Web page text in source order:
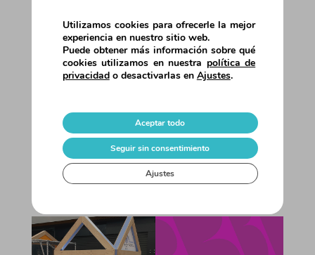
Verano 2025 • ¡Resumen de la temporada!
¡Este verano desplegamos nuestras
propuestas de valor en 8 centros
comerciales de toda Europa!Cada uno
disfrutar de las vacaciones: experiencias
de entretenimiento educativo e
interactivo, pensadas para todas las
edades, pero...
Utilizamos cookies para ofrecerle la mejor
experiencia en nuestro sitio web.
Puede obtener más información sobre qué
cookies utilizamos en nuestra política de
privacidado desactivarlas en Ajustes.
Aceptar todo
Seguir sin consentimiento
Ajustes